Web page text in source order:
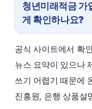
청년미래적금 가
게 확인하나요?
공식 사이트에서 확
뉴스 요약이 있으나
쓰기 어렵기 때문에
진흥원, 은행 상품설